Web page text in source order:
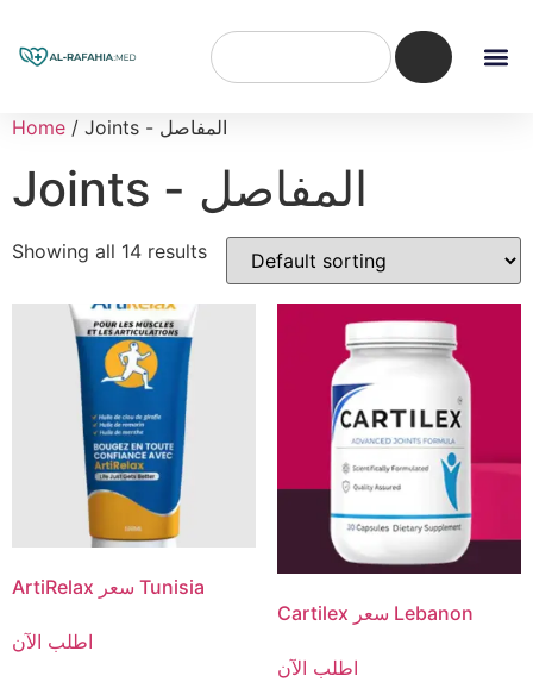
Home / Joints - المفاصل
Joints - المفاصل
Showing all 14 results
ArtiRelax سعر Tunisia
اطلب الآن
Cartilex سعر Lebanon
اطلب الآن